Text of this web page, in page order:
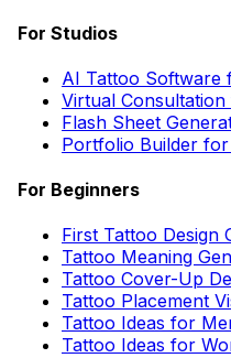
For Studios
AI Tattoo Software
Virtual
Flash Sheet
Portfolio Builder for
For Beginners
First Tattoo Design
Tattoo Meaning
Tattoo Cover-Up
Tattoo Placement
Tattoo Ideas for
Tattoo Ideas for